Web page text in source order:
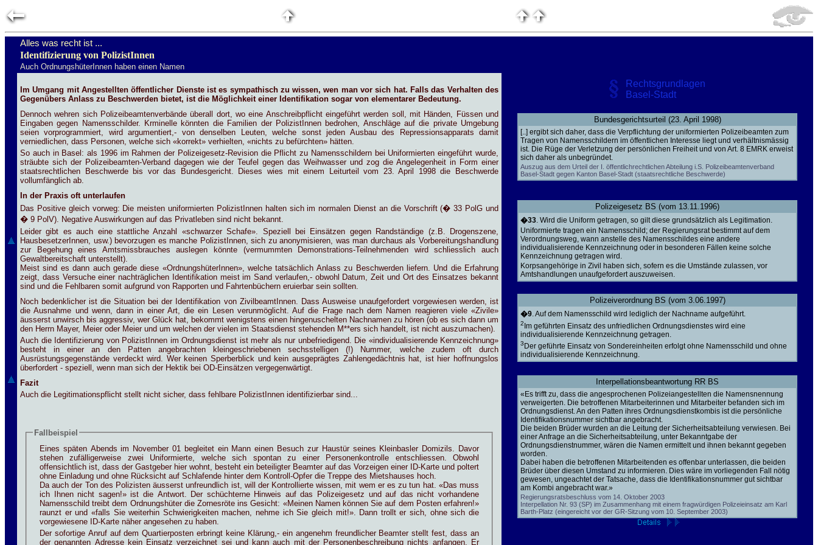
Alles was recht ist ...
Identifizierung von PolizistInnen
Auch OrdnungshüterInnen haben einen Namen
Im Umgang mit Angestellten öffentlicher Dienste ist es sympathisch zu wissen, wen man vor sich hat. Falls das Verhalten des
Gegenübers Anlass zu Beschwerden bietet, ist die Möglichkeit einer Identifikation sogar von elementarer Bedeutung.
Rechtsgrundlagen
Basel-Stadt
Dennoch wehren sich Polizeibeamtenverbände überall dort, wo eine Anschreibpflicht eingeführt werden soll, mit Händen, Füssen und
Eingaben gegen Namensschilder. Krminelle könnten die Familien der PolizistInnen bedrohen, Anschläge auf die private Umgebung
seien vorprogrammiert, wird argumentiert,- von denselben Leuten, welche sonst jeden Ausbau des Repressionsapparats damit
verniedlichen, dass Personen, welche sich «korrekt» verhielten, «nichts zu befürchten» hätten.
So auch in Basel: als 1996 im Rahmen der Polizeigesetz-Revision die Pflicht zu Namensschildern bei Uniformierten eingeführt wurde,
sträubte sich der Polizeibeamten-Verband dagegen wie der Teufel gegen das Weihwasser und zog die Angelegenheit in Form einer
staatsrechtlichen Beschwerde bis vor das Bundesgericht. Dieses wies mit einem Leiturteil vom 23. April 1998 die Beschwerde
vollumfänglich ab.
Bundesgerichtsurteil (23. April 1998)
[..] ergibt sich daher, dass die Verpflichtung der uniformierten Polizeibeamten zum
Tragen von Namensschildern im öffentlichen Interesse liegt und verhältnismässig
ist. Die Rüge der Verletzung der persönlichen Freiheit und von Art. 8 EMRK erweist
sich daher als unbegründet.
Auszug aus dem Urteil der I. öffentlichrechtlichen Abteilung i.S. Polizeibeamtenverband
Basel-Stadt gegen Kanton Basel-Stadt (staatsrechtliche Beschwerde)
In der Praxis oft unterlaufen
Das Positive gleich vorweg: Die meisten uniformierten PolizistInnen halten sich im normalen Dienst an die Vorschrift (� 33 PolG und
� 9 PolV). Negative Auswirkungen auf das Privatleben sind nicht bekannt.
Leider gibt es auch eine stattliche Anzahl «schwarzer Schafe». Speziell bei Einsätzen gegen Randständige (z.B. Drogenszene,
HausbesetzerInnen, usw.) bevorzugen es manche PolizistInnen, sich zu anonymisieren, was man durchaus als Vorbereitungshandlung
zur Begehung eines Amtsmissbrauches auslegen könnte (vermummten Demonstrations-Teilnehmenden wird schliesslich auch
Gewaltbereitschaft unterstellt).
Meist sind es dann auch gerade diese «OrdnungshüterInnen», welche tatsächlich Anlass zu Beschwerden liefern. Und die Erfahrung
zeigt, dass Versuche einer nachträglichen Identifikation meist im Sand verlaufen,- obwohl Datum, Zeit und Ort des Einsatzes bekannt
sind und die Fehlbaren somit aufgrund von Rapporten und Fahrtenbüchern eruierbar sein sollten.
Polizeigesetz BS (vom 13.11.1996)
�33. Wird die Uniform getragen, so gilt diese grundsätzlich als Legitimation.
Uniformierte tragen ein Namensschild; der Regierungsrat bestimmt auf dem
Verordnungsweg, wann anstelle des Namensschildes eine andere
individualisierende Kennzeichnung oder in besonderen Fällen keine solche
Kennzeichnung getragen wird.
Korpsangehörige in Zivil haben sich, sofern es die Umstände zulassen, vor
Amtshandlungen unaufgefordert auszuweisen.
Noch bedenklicher ist die Situation bei der Identifikation von ZivilbeamtInnen. Dass Ausweise unaufgefordert vorgewiesen werden, ist
die Ausnahme und wenn, dann in einer Art, die ein Lesen verunmöglicht. Auf die Frage nach dem Namen reagieren viele «Zivile»
äusserst unwirsch bis aggressiv, wer Glück hat, bekommt wenigstens einen hingenuschelten Nachnamen zu hören (ob es sich dann um
den Herrn Mayer, Meier oder Meier und um welchen der vielen im Staatsdienst stehenden M**ers sich handelt, ist nicht auszumachen).
Auch die Identifizierung von PolizistInnen im Ordnungsdienst ist mehr als nur unbefriedigend. Die «individualisierende Kennzeichnung»
besteht in einer an den Patten angebrachten kleingeschriebenen sechsstelligen (!) Nummer, welche zudem oft durch
Ausrüstungsgegenstände verdeckt wird. Wer keinen Sperberblick und kein ausgeprägtes Zahlengedächtnis hat, ist hier hoffnungslos
überfordert - speziell, wenn man sich der Hektik bei OD-Einsätzen vergegenwärtigt.
Polizeiverordnung BS (vom 3.06.1997)
�9. Auf dem Namensschild wird lediglich der Nachname aufgeführt.
2 Im geführten Einsatz des unfriedlichen Ordnungsdienstes wird eine
individualisierende Kennzeichnung getragen.
3 Der geführte Einsatz von Sondereinheiten erfolgt ohne Namensschild und ohne
individualisierende Kennzeichnung.
Fazit
Auch die Legitimationspflicht stellt nicht sicher, dass fehlbare PolizistInnen identifizierbar sind...
Fallbeispiel
Eines späten Abends im November 01 begleitet ein Mann einen Besuch zur Haustür seines Kleinbasler Domizils. Davor
stehen zufälligerweise zwei Uniformierte, welche sich spontan zu einer Personenkontrolle entschliessen. Obwohl
offensichtlich ist, dass der Gastgeber hier wohnt, besteht ein beteiligter Beamter auf das Vorzeigen einer ID-Karte und poltert
ohne Einladung und ohne Rücksicht auf Schlafende hinter dem Kontroll-Opfer die Treppe des Mietshauses hoch.
Da auch der Ton des Polizisten äusserst unfreundlich ist, will der Kontrollierte wissen, mit wem er es zu tun hat. «Das muss
ich Ihnen nicht sagen!» ist die Antwort. Der schüchterne Hinweis auf das Polizeigesetz und auf das nicht vorhandene
Namensschild treibt dem Ordnungshüter die Zornesröte ins Gesicht: «Meinen Namen können Sie auf dem Posten erfahren!»
raunzt er und «falls Sie weiterhin Schwierigkeiten machen, nehme ich Sie gleich mit!». Dann trollt er sich, ohne sich die
vorgewiesene ID-Karte näher angesehen zu haben.
Der sofortige Anruf auf dem Quartierposten erbringt keine Klärung,- ein angenehm freundlicher Beamter stellt fest, dass an
der genannten Adresse kein Einsatz verzeichnet sei und kann auch mit der Personenbeschreibung nichts anfangen. Er
Interpellationsbeantwortung RR BS
«Es trifft zu, dass die angesprochenen Polizeiangestellten die Namensnennung
verweigerten. Die betroffenen Mitarbeiterinnen und Mitarbeiter befanden sich im
Ordnungsdienst. An den Patten ihres Ordnungsdienstkombis ist die persönliche
Identifikationsnummer sichtbar angebracht.
Die beiden Brüder wurden an die Leitung der Sicherheitsabteilung verwiesen. Bei
einer Anfrage an die Sicherheitsabteilung, unter Bekanntgabe der
Ordnungsdienstnummer, wären die Namen ermittelt und ihnen bekannt gegeben
worden.
Dabei haben die betroffenen Mitarbeitenden es offenbar unterlassen, die beiden
Brüder über diesen Umstand zu informieren. Dies wäre im vorliegenden Fall nötig
gewesen, ungeachtet der Tatsache, dass die Identifikationsnummer gut sichtbar
am Kombi angebracht war.»
Regierungsratsbeschluss vom 14. Oktober 2003
Interpellation Nr. 93 (SP) im Zusammenhang mit einem fragwürdigen Polizeieinsatz am Karl
Barth-Platz (eingereicht vor der GR-Sitzung vom 10. September 2003)